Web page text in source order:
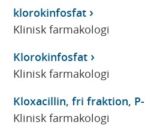
klorokinfosfat
Klinisk farmakologi
Klorokinfosfat
Klinisk farmakologi
Kloxacillin, fri fraktion, P-
Klinisk farmakologi